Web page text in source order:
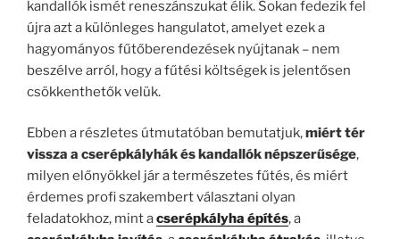
kandallók ismét reneszánszukat élik. Sokan fedezik fel
újra azt a különleges hangulatot, amelyet ezek a
hagyományos fűtőberendezések nyújtanak – nem
beszélve arról, hogy a fűtési költségek is jelentősen
csökkenthetők velük.
Ebben a részletes útmutatóban bemutatjuk,miért tér
vissza a cserépkályhák és kandallók népszerűsége,
milyen előnyökkel jár a természetes fűtés, és miért
érdemes profi szakembert választani olyan
feladatokhoz, mint acserépkályha építés, a